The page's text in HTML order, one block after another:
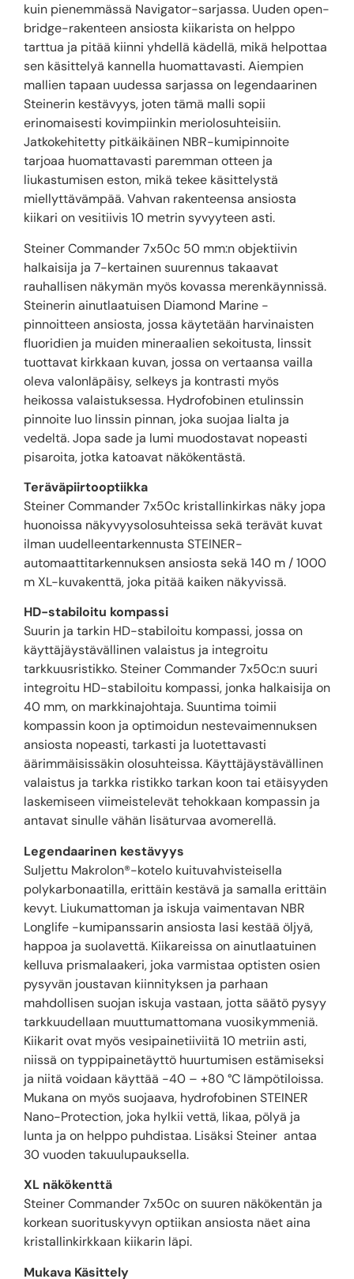
kuin pienemmässä Navigator-sarjassa. Uuden open-
bridge-rakenteen ansiosta kiikarista on helppo
tarttua ja pitää kiinni yhdellä kädellä, mikä helpottaa
sen käsittelyä kannella huomattavasti. Aiempien
mallien tapaan uudessa sarjassa on legendaarinen
Steinerin kestävyys, joten tämä malli sopii
erinomaisesti kovimpiinkin meriolosuhteisiin.
Jatkokehitetty pitkäikäinen NBR-kumipinnoite
tarjoaa huomattavasti paremman otteen ja
liukastumisen eston, mikä tekee käsittelystä
miellyttävämpää. Vahvan rakenteensa ansiosta
kiikari on vesitiivis 10 metrin syvyyteen asti.
Steiner Commander 7x50c 50 mm:n objektiivin
halkaisija ja 7-kertainen suurennus takaavat
rauhallisen näkymän myös kovassa merenkäynnissä.
Steinerin ainutlaatuisen Diamond Marine -
pinnoitteen ansiosta, jossa käytetään harvinaisten
fluoridien ja muiden mineraalien sekoitusta, linssit
tuottavat kirkkaan kuvan, jossa on vertaansa vailla
oleva valonläpäisy, selkeys ja kontrasti myös
heikossa valaistuksessa. Hydrofobinen etulinssin
pinnoite luo linssin pinnan, joka suojaa lialta ja
vedeltä. Jopa sade ja lumi muodostavat nopeasti
pisaroita, jotka katoavat näkökentästä.
Teräväpiirtooptiikka
Steiner Commander 7x50c kristallinkirkas näky jopa
huonoissa näkyvyysolosuhteissa sekä terävät kuvat
ilman uudelleentarkennusta STEINER-
automaattitarkennuksen ansiosta sekä 140 m / 1000
m XL-kuvakenttä, joka pitää kaiken näkyvissä.
HD-stabiloitu kompassi
Suurin ja tarkin HD-stabiloitu kompassi, jossa on
käyttäjäystävällinen valaistus ja integroitu
tarkkuusristikko. Steiner Commander 7x50c:n suuri
integroitu HD-stabiloitu kompassi, jonka halkaisija on
40 mm, on markkinajohtaja. Suuntima toimii
kompassin koon ja optimoidun nestevaimennuksen
ansiosta nopeasti, tarkasti ja luotettavasti
äärimmäisissäkin olosuhteissa. Käyttäjäystävällinen
valaistus ja tarkka ristikko tarkan koon tai etäisyyden
laskemiseen viimeistelevät tehokkaan kompassin ja
antavat sinulle vähän lisäturvaa avomerellä.
Legendaarinen kestävyys
Suljettu Makrolon®-kotelo kuituvahvisteisella
polykarbonaatilla, erittäin kestävä ja samalla erittäin
kevyt. Liukumattoman ja iskuja vaimentavan NBR
Longlife -kumipanssarin ansiosta lasi kestää öljyä,
happoa ja suolavettä. Kiikareissa on ainutlaatuinen
kelluva prismalaakeri, joka varmistaa optisten osien
pysyvän joustavan kiinnityksen ja parhaan
mahdollisen suojan iskuja vastaan, jotta säätö pysyy
tarkkuudellaan muuttumattomana vuosikymmeniä.
Kiikarit ovat myös vesipainetiiviitä 10 metriin asti,
niissä on typpipainetäyttö huurtumisen estämiseksi
ja niitä voidaan käyttää -40 – +80 °C lämpötiloissa.
Mukana on myös suojaava, hydrofobinen STEINER
Nano-Protection, joka hylkii vettä, likaa, pölyä ja
lunta ja on helppo puhdistaa. Lisäksi Steiner antaa
30 vuoden takuulupauksella.
XL näkökenttä
Steiner Commander 7x50c on suuren näkökentän ja
korkean suorituskyvyn optiikan ansiosta näet aina
kristallinkirkkaan kiikarin läpi.
Mukava Käsittely